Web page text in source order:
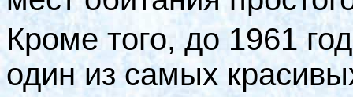
Кроме того, до 1961
один из самых